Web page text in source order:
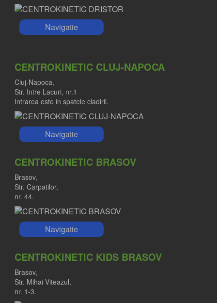
Navigatie
CENTROKINETIC CLUJ-NAPOCA
Cluj-Napoca,
Str. Intre Lacuri, nr.1
Intrarea este in spatele cladirii.
Navigatie
CENTROKINETIC BRASOV
Brasov,
Str. Carpatilor,
nr. 44.
Navigatie
CENTROKINETIC KIDS BRASOV
Brasov,
Str. Mihai Viteazul,
nr. 1-3.